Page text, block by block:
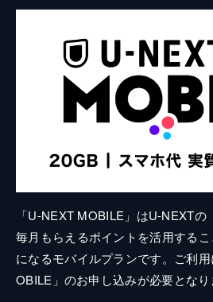
「U-NEXT MOBILE」はU-NEXT
毎月もらえるポイントを活用する
になるモバイルプランです。ご利
OBILE」のお申し込みが必要となり